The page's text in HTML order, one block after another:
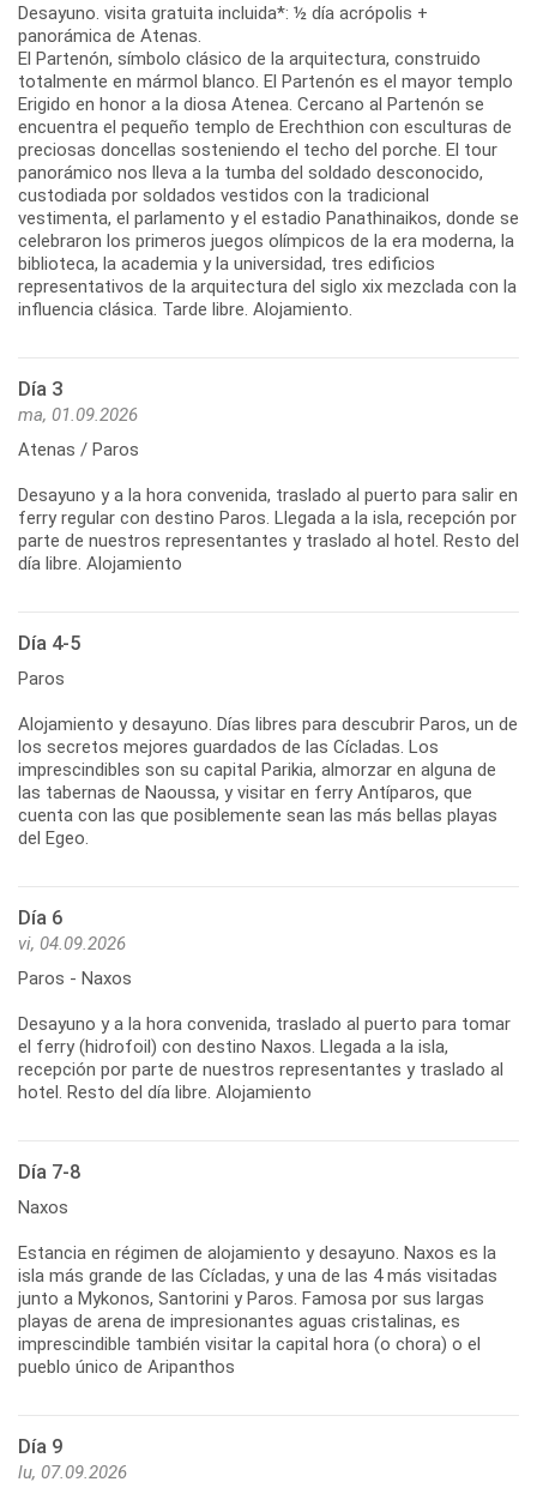
Desayuno. visita gratuita incluida*: ½ día acrópolis +
panorámica de Atenas.
El Partenón, símbolo clásico de la arquitectura, construido
totalmente en mármol blanco. El Partenón es el mayor templo
Erigido en honor a la diosa Atenea. Cercano al Partenón se
encuentra el pequeño templo de Erechthion con esculturas de
preciosas doncellas sosteniendo el techo del porche. El tour
panorámico nos lleva a la tumba del soldado desconocido,
custodiada por soldados vestidos con la tradicional
vestimenta, el parlamento y el estadio Panathinaikos, donde se
celebraron los primeros juegos olímpicos de la era moderna, la
biblioteca, la academia y la universidad, tres edificios
representativos de la arquitectura del siglo xix mezclada con la
influencia clásica. Tarde libre. Alojamiento.
Día 3
ma, 01.09.2026
Atenas / Paros
Desayuno y a la hora convenida, traslado al puerto para salir en
ferry regular con destino Paros. Llegada a la isla, recepción por
parte de nuestros representantes y traslado al hotel. Resto del
día libre. Alojamiento
Día 4-5
Paros
Alojamiento y desayuno. Días libres para descubrir Paros, un de
los secretos mejores guardados de las Cícladas. Los
imprescindibles son su capital Parikia, almorzar en alguna de
las tabernas de Naoussa, y visitar en ferry Antíparos, que
cuenta con las que posiblemente sean las más bellas playas
del Egeo.
Día 6
vi, 04.09.2026
Paros - Naxos
Desayuno y a la hora convenida, traslado al puerto para tomar
el ferry (hidrofoil) con destino Naxos. Llegada a la isla,
recepción por parte de nuestros representantes y traslado al
hotel. Resto del día libre. Alojamiento
Día 7-8
Naxos
Estancia en régimen de alojamiento y desayuno. Naxos es la
isla más grande de las Cícladas, y una de las 4 más visitadas
junto a Mykonos, Santorini y Paros. Famosa por sus largas
playas de arena de impresionantes aguas cristalinas, es
imprescindible también visitar la capital hora (o chora) o el
pueblo único de Aripanthos
Día 9
lu, 07.09.2026